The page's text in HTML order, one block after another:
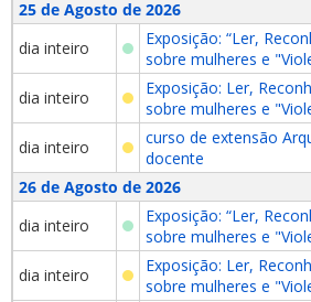
25 de Agosto de 2026
dia inteiro
Exposição: “Ler,
sobre mulheres e
dia inteiro
Exposição: Ler,
sobre mulheres e
dia inteiro
curso de extensão
docente
26 de Agosto de 2026
dia inteiro
Exposição: “Ler,
sobre mulheres e
dia inteiro
Exposição: Ler,
sobre mulheres e